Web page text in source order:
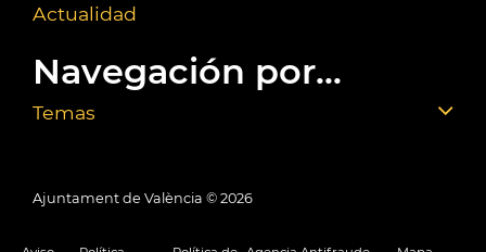
Actualidad
Navegación por...
Temas
Ajuntament de València © 2026